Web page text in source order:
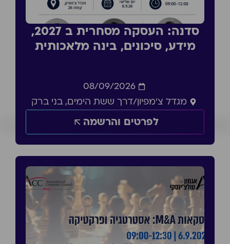
סדנה: העסקה מסחרית ב 2027,
מידע, סיכונים, בינה מלאכותית
08/09/2026
מגדל צ'מפיון/דרך ששת הימים, בני ברק
לפרטים והרשמה